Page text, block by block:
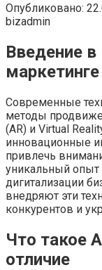
Опубликовано:
bizadmin
Введение в
маркетинге
Современные
методы
(AR) и Virtual
инновационные
привлечь
уникальный опыт
дигитализации
внедряют эти
конкурентов и
Что такое
отличие